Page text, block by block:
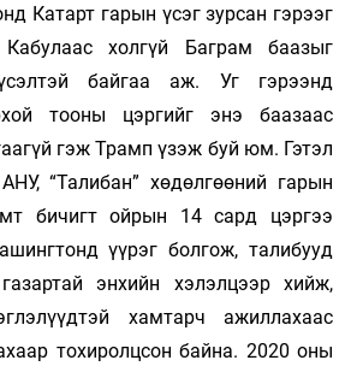
Катарт гарын үсэг зурсан гэрээг
холгүй Баграм баазыг
байгаа аж. Уг гэрээнд
тооны цэргийг энэ баазаас
гэж Трамп үзэж буй юм. Гэтэл
“Талибан” хөдөлгөөний гарын
бичигт ойрын 14 сард цэргээ
үүрэг болгож, талибууд
энхийн хэлэлцээр хийж,
хамтарч ажиллахаас
тохиролцсон байна. 2020 оны